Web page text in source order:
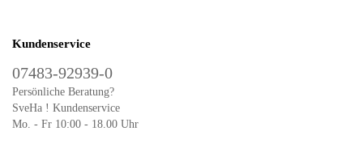
Kundenservice
07483-92939-0
Persönliche Beratung?
SveHa ! Kundenservice
Mo. - Fr 10:00 - 18.00 Uhr